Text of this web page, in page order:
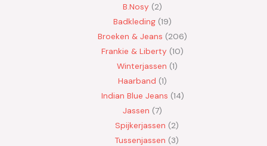
B.Nosy
2
Badkleding 19
Broeken & Jeans
206
Frankie & Liberty 10
Winterjassen 1
Haarband 1
Indian Blue Jeans 14
Jassen 7
Spijkerjassen
2
Tussenjassen
3